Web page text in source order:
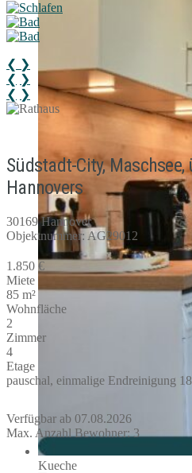
Kueche
❮ ❯
❮ ❯
❮ ❯
Südstadt-City, Maschsee,
Hannovers
30169 Hannover
Objektnummer: AG29012
1.850 €
Miete
85 m²
Wohnfläche
2
Zimmer
4
Etage
pauschal, einmalige Endreinigung
Verfügbar ab 07.08.2026
Max. Anzahl Bewohner: 3